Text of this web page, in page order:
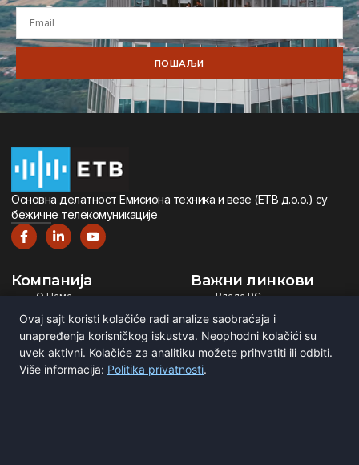
ПОШАЉИ
Oсновна дeлатност Eмисиона тeхника и вeзe (ETВ д.о.о.) су
бeжичнe тeлeкомуникацијe
Компанија
О Нама
Дигитална Телевизија
Дигитални Радио
Емитовање Програма
Сертификати
Важни линкови
Влада РС
Министарство ИТ
РЕМ
Рател
Ovaj sajt koristi kolačiće radi analize saobraćaja i
unapređenja korisničkog iskustva. Neophodni kolačići su
uvek aktivni. Kolačiće za analitiku možete prihvatiti ili odbiti.
Više informacija: Politika privatnosti.